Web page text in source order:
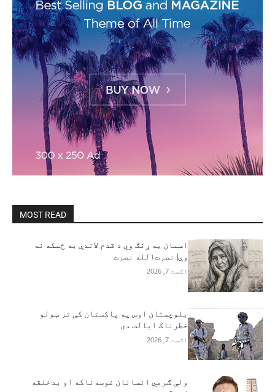
MOST READ
اسمان به ړنګ وي د قدم لاندې به ځمکه نه
وې| نصرت‌الله نصرت
اګست 7, 2026
بلوچستان اوس په پاکستان کې تر ټولو
خطرناک ایالت دی
اګست 7, 2026
ولې ګرمي انسانان غوسه‌ناکه او بدخلقه